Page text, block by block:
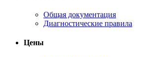
Общая документация
Диагностические правила
Цены